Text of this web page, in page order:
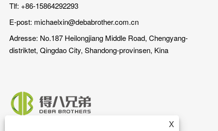
Tlf: +86-15864292293
E-post: michaelxin@debabrother.com.cn
Adresse: No.187 Heilongjiang Middle Road, Chengyang-
distriktet, Qingdao City, Shandong-provinsen, Kina
X